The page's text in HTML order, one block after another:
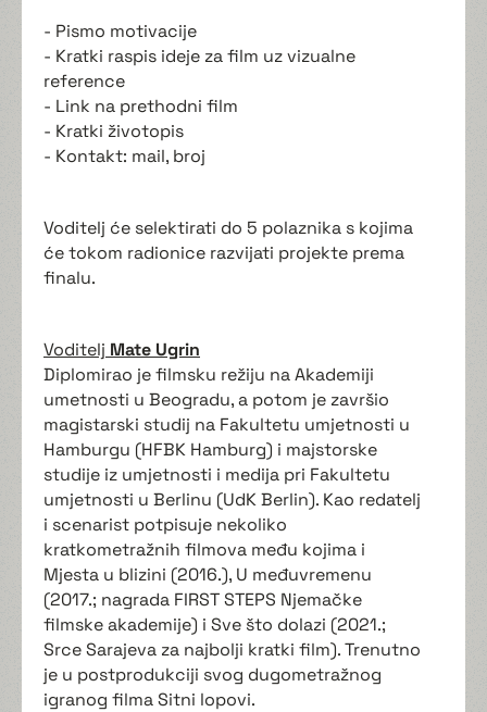
- Pismo motivacije
- Kratki raspis ideje za film uz vizualne
reference
- Link na prethodni film
- Kratki životopis
- Kontakt: mail, broj
Voditelj će selektirati do 5 polaznika s kojima
će tokom radionice razvijati projekte prema
finalu.
Voditelj Mate Ugrin
Diplomirao je filmsku režiju na Akademiji
umetnosti u Beogradu, a potom je završio
magistarski studij na Fakultetu umjetnosti u
Hamburgu (HFBK Hamburg) i majstorske
studije iz umjetnosti i medija pri Fakultetu
umjetnosti u Berlinu (UdK Berlin). Kao redatelj
i scenarist potpisuje nekoliko
kratkometražnih filmova među kojima i
Mjesta u blizini (2016.), U međuvremenu
(2017.; nagrada FIRST STEPS Njemačke
filmske akademije) i Sve što dolazi (2021.;
Srce Sarajeva za najbolji kratki film). Trenutno
je u postprodukciji svog dugometražnog
igranog filma Sitni lopovi.